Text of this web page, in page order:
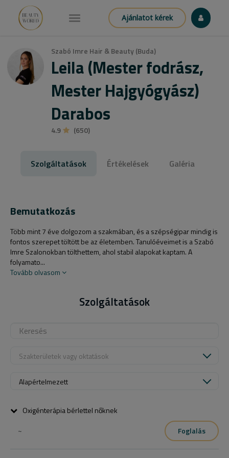
Ajánlatot kérek
Szabó Imre Hair & Beauty (Buda)
Leila (Mester fodrász,
Mester Hajgyógyász)
Darabos
4.9 (650)
Szolgáltatások Értékelések Galéria
Bemutatkozás
Több mint 7 éve dolgozom a szakmában, és a szépségipar mindig is
fontos szerepet töltött be az életemben. Tanulóéveimet is a Szabó
Imre Szalonokban tölthettem, ahol stabil alapokat kaptam. A
folyamato...
Tovább olvasom
Szolgáltatások
Szakterületek vagy oktatások
Alapértelmezett
Oxigénterápia bérlettel nőknek
~
Foglalás
Ha már jártál oxigénterápián és van bérleted vagy most szeretnél